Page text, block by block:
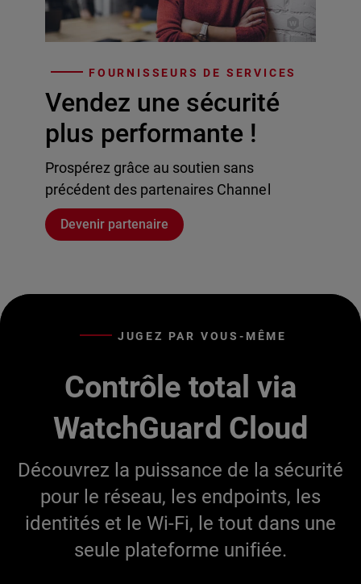
FOURNISSEURS DE SERVICES
Vendez une sécurité
plus performante !
Prospérez grâce au soutien sans
précédent des partenaires Channel
Devenir partenaire
JUGEZ PAR VOUS-MÊME
Contrôle total via
WatchGuard Cloud
Découvrez la puissance de la sécurité
pour le réseau, les endpoints, les
identités et le Wi-Fi, le tout dans une
seule plateforme unifiée.